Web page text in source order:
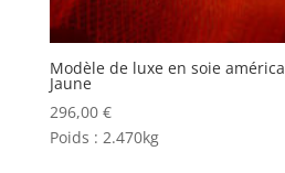
Modèle de luxe en soie
Jaune
296,00 €
Poids : 2.470kg